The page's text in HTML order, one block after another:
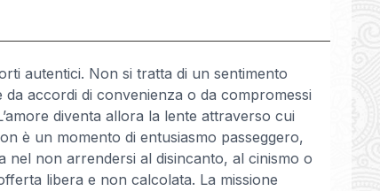
autentici. Non si tratta di un sentimento
accordi di convenienza o da compromessi
diventa allora la lente attraverso cui
è un momento di entusiasmo passeggero,
nel non arrendersi al disincanto, al cinismo o
libera e non calcolata. La missione